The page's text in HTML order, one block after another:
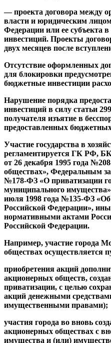
— проекта договора между
власти и юридическим
Федерации или ее субъекта в
инвестиций. Проекты
двух месяцев после
Отсутствие оформленных
для блокировки
бюджетные инвестиции
Нарушение порядка
инвестиций в силу статьи
получателя изъятие в
предоставленных
Участие государства в
регламентируется ГК РФ,
от 26 декабря 1995 года
обществах», Федеральным
№178-ФЗ «О приватизации
муниципального
июля 1998 года №135-ФЗ «Об
Российской Федерации»,
нормативными актами
Российской Федерации.
Например, участие города
обществах осуществляется
приобретения акций
акционерных обществ,
приватизации, с целью
акций денежными
имущественными правами);
участия города во вновь
акционерных обществах с
имущества и (или)